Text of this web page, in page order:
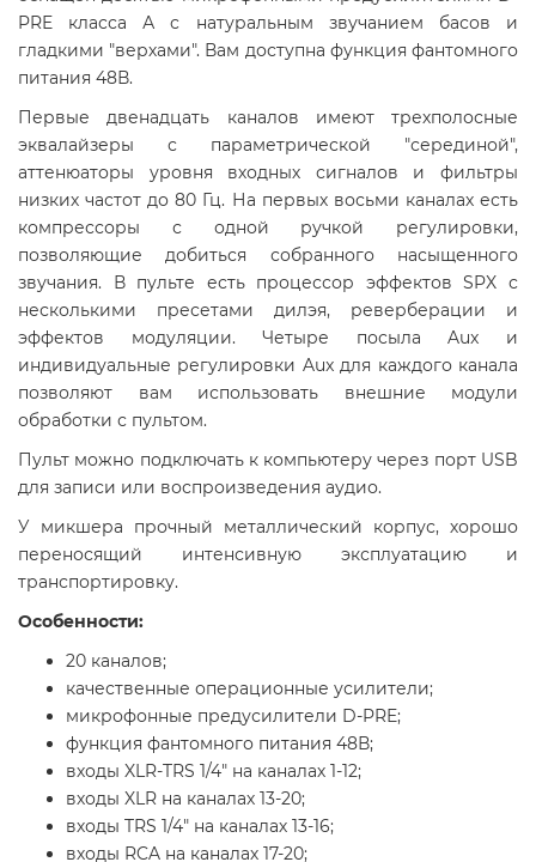
PRE класса А с натуральным звучанием басов и
гладкими "верхами". Вам доступна функция фантомного
питания 48В.
Первые двенадцать каналов имеют трехполосные
эквалайзеры с параметрической "серединой",
аттенюаторы уровня входных сигналов и фильтры
низких частот до 80 Гц. На первых восьми каналах есть
компрессоры с одной ручкой регулировки,
позволяющие добиться собранного насыщенного
звучания. В пульте есть процессор эффектов SPX с
несколькими пресетами дилэя, реверберации и
эффектов модуляции. Четыре посыла Aux и
индивидуальные регулировки Aux для каждого канала
позволяют вам использовать внешние модули
обработки с пультом.
Пульт можно подключать к компьютеру через порт USB
для записи или воспроизведения аудио.
У микшера прочный металлический корпус, хорошо
переносящий интенсивную эксплуатацию и
транспортировку.
Особенности:
20 каналов;
качественные операционные усилители;
микрофонные предусилители D-PRE;
функция фантомного питания 48В;
входы XLR-TRS 1/4" на каналах 1-12;
входы XLR на каналах 13-20;
входы TRS 1/4" на каналах 13-16;
входы RCA на каналах 17-20;